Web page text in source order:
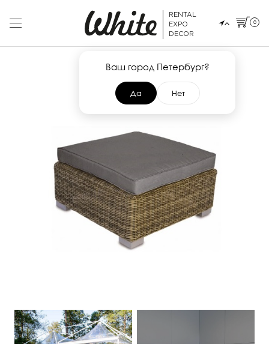
RENTAL
EXPO
DECOR
Ваш город Петербург?
Да Нет
0